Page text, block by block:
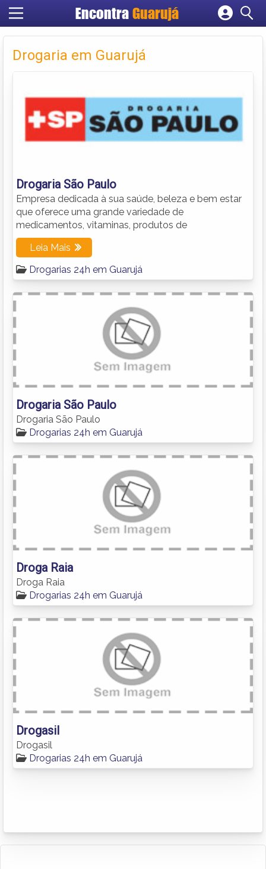
Encontra Guarujá
Cadastrar empresa
Criar conta
Drogaria em Guarujá
Drogaria São Paulo
Empresa dedicada à sua saúde, beleza e bem estar
que oferece uma grande variedade de
medicamentos, vitaminas, produtos de
Leia Mais
Drogarias 24h em Guarujá
Drogaria São Paulo
Drogaria São Paulo
Drogarias 24h em Guarujá
Droga Raia
Droga Raia
Drogarias 24h em Guarujá
Drogasil
Drogasil
Drogarias 24h em Guarujá